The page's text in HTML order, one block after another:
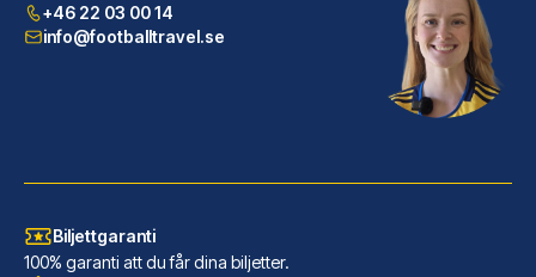
Lancaster Hotel placerar dig m...
+46 22 03 00 14
info@footballtravel.se
Biljettgaranti
100% garanti att du får dina biljetter.